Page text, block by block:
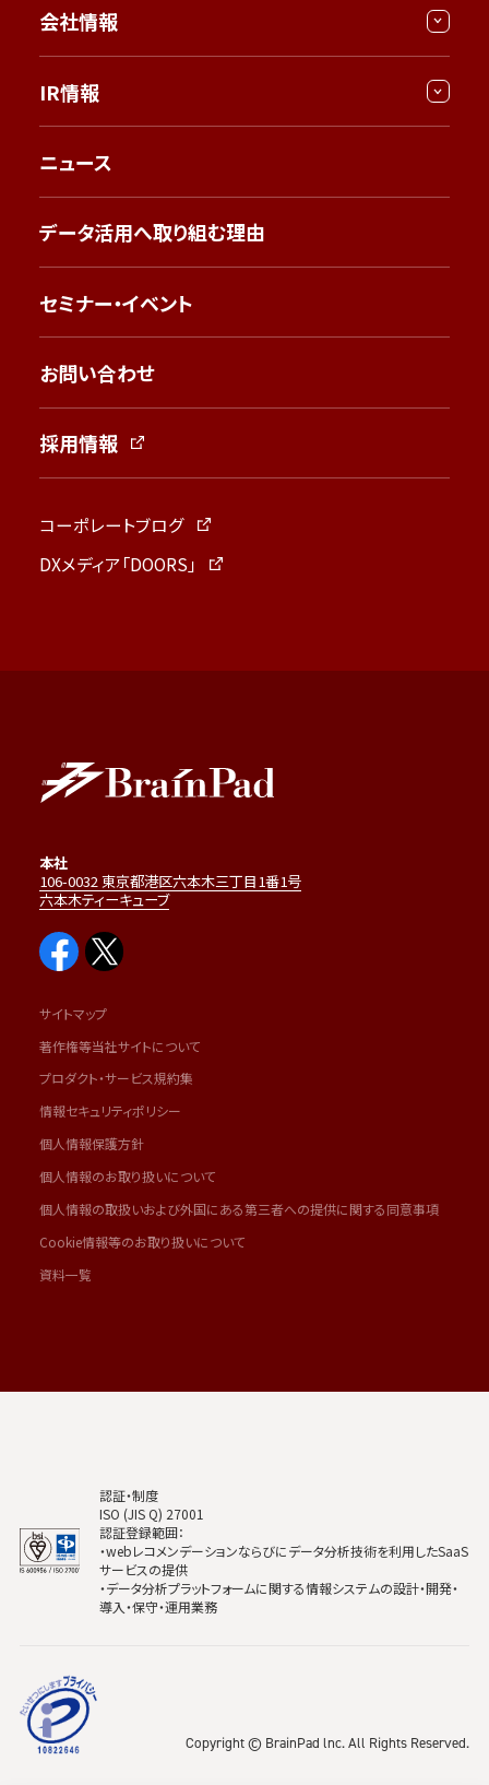
会社情報
IR情報
ニュース
データ活用へ取り組む理由
セミナー・イベント
お問い合わせ
採用情報
コーポレートブログ
DXメディア「DOORS」
本社
106-0032 東京都港区六本木三丁目1番1号
六本木ティーキューブ
サイトマップ
著作権等当社サイトについて
プロダクト・サービス規約集
情報セキュリティポリシー
個人情報保護方針
個人情報のお取り扱いについて
個人情報の取扱いおよび外国にある第三者への提供に関する同意事項
Cookie情報等のお取り扱いについて
資料一覧
認証・制度
ISO (JIS Q) 27001
認証登録範囲：
・webレコメンデーションならびにデータ分析技術を利用したSaaS
サービスの提供
・データ分析プラットフォームに関する情報システムの設計・開発・
導入・保守・運用業務
Copyright © BrainPad lnc. All Rights Reserved.